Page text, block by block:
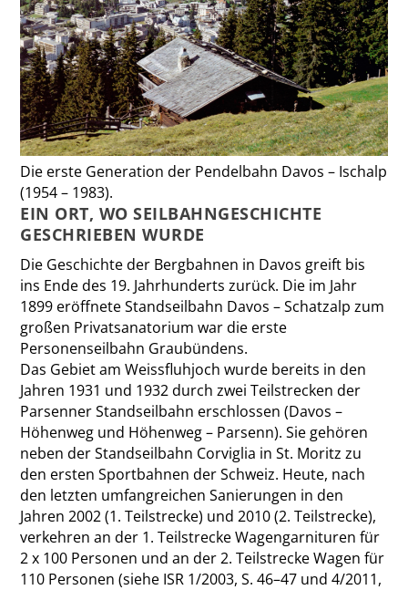
Die erste Generation der Pendelbahn Davos – Ischalp
(1954 – 1983).
EIN ORT, WO SEILBAHN­GESCHICHTE
GESCHRIEBEN WURDE
Die Geschichte der Bergbahnen in Davos greift bis
ins Ende des 19. Jahrhunderts zurück. Die im Jahr
1899 eröffnete Standseilbahn Davos – Schatzalp zum
großen Privatsanatorium war die erste
Personenseilbahn Graubündens.
Das Gebiet am Weissfluhjoch wurde bereits in den
Jahren 1931 und 1932 durch zwei Teilstrecken der
Parsenner Standseilbahn erschlossen (Davos –
Höhenweg und Höhenweg – Parsenn). Sie gehören
neben der Standseilbahn Corviglia in St. Moritz zu
den ersten Sportbahnen der Schweiz. Heute, nach
den letzten umfangreichen Sanierungen in den
Jahren 2002 (1. Teilstrecke) und 2010 (2. Teilstrecke),
verkehren an der 1. Teilstrecke Wagengarnituren für
2 x 100 Personen und an der 2. Teilstrecke Wagen für
110 Personen (siehe ISR 1/2003, S. 46–47 und 4/2011,